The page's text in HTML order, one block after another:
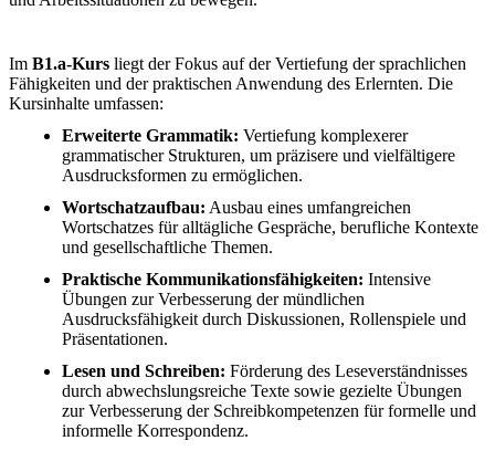
Im B1.a-Kurs liegt der Fokus auf der Vertiefung der sprachlichen
Fähigkeiten und der praktischen Anwendung des Erlernten. Die
Kursinhalte umfassen:
Erweiterte Grammatik: Vertiefung komplexerer
grammatischer Strukturen, um präzisere und vielfältigere
Ausdrucksformen zu ermöglichen.
Wortschatzaufbau: Ausbau eines umfangreichen
Wortschatzes für alltägliche Gespräche, berufliche Kontexte
und gesellschaftliche Themen.
Praktische Kommunikationsfähigkeiten: Intensive
Übungen zur Verbesserung der mündlichen
Ausdrucksfähigkeit durch Diskussionen, Rollenspiele und
Präsentationen.
Lesen und Schreiben: Förderung des Leseverständnisses
durch abwechslungsreiche Texte sowie gezielte Übungen
zur Verbesserung der Schreibkompetenzen für formelle und
informelle Korrespondenz.